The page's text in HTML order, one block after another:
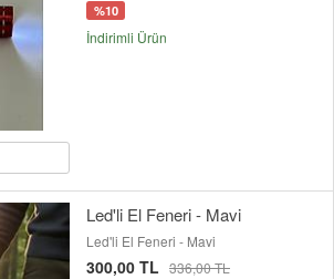
%10
İndirimli Ürün
Led'li El Feneri - Mavi
Led'li El Feneri - Mavi
300,00 TL 336,00 TL